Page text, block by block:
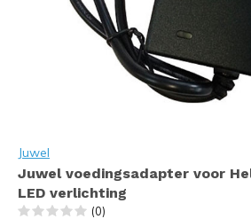
Juwel
Juwel voedingsadapter voor
LED verlichting
(0)